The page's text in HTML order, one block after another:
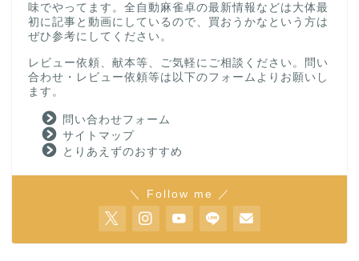
味でやってます。全自動麻雀卓の最新情報などは大体最
初に記事と動画にしているので、買おうかなという方は
ぜひ参考にしてください。
レビュー依頼、献本等、ご気軽にご相談ください。問い
合わせ・レビュー依頼等は以下のフォームよりお願いし
ます。
問い合わせフォーム
サイトマップ
とりあえずのおすすめ
＼ Follow me ／